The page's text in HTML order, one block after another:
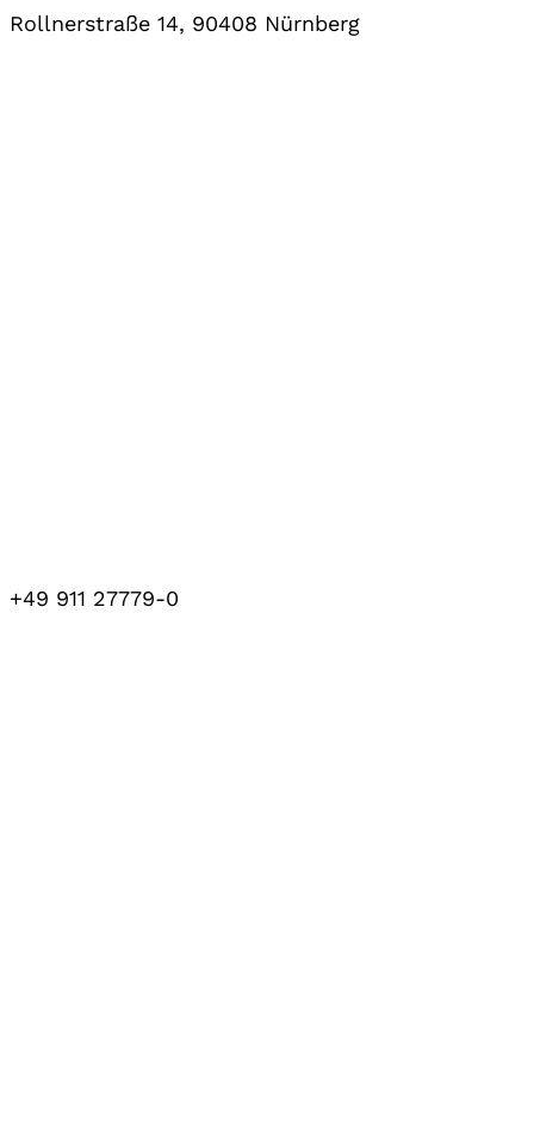
Rollnerstraße 14, 90408 Nürnberg
+49 911 27779-0